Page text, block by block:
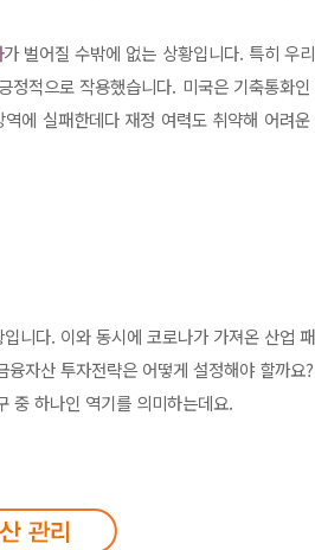
가 벌어질 수밖에 없는 상황입니다. 특히 우
적으로 작용했습니다. 미국은 기축통화인
에 실패한데다 재정 여력도 취약해 어려운
니다. 이와 동시에 코로나가 가져온 산업
자산 투자전략은 어떻게 설정해야 할까요?
중 하나인 역기를 의미하는데요.